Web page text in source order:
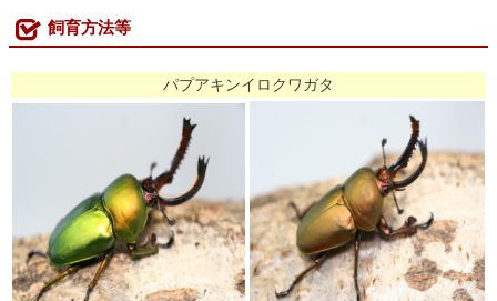
飼育方法等
パプアキンイロクワガタ